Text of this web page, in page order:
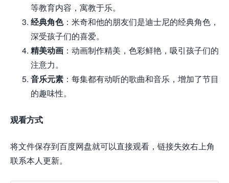
等教育内容，寓教于乐。
经典角色：米奇和他的朋友们是迪士尼的经典角色，
深受孩子们的喜爱。
精美动画 ：动画制作精美，色彩鲜艳，吸引孩子们的
注意力。
音乐元素 ：每集都有动听的歌曲和音乐，增加了节目
的趣味性。
观看方式
将文件保存到百度网盘就可以直接观看，链接失效右上角
联系本人更新。